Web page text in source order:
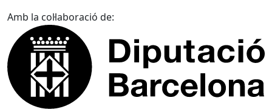
Amb la col·laboració de: